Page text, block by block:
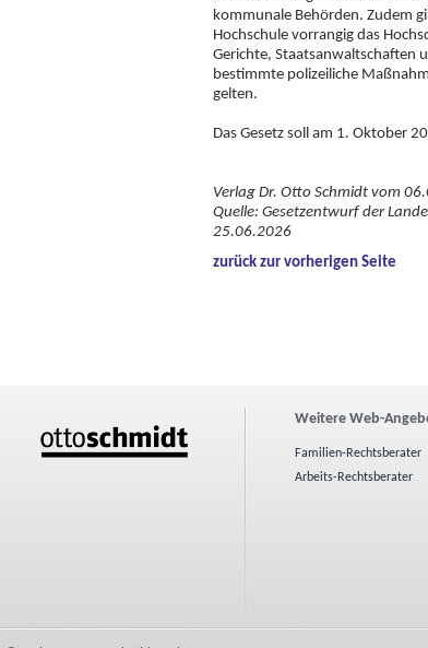
kommunale Behörden. Zudem
Hochschule vorrangig das
Gerichte, Staatsanwaltschaften
bestimmte polizeiliche
gelten.
Das Gesetz soll am 1. Oktober
Verlag Dr. Otto Schmidt vom
Quelle: Gesetzentwurf der
25.06.2026
zurück zur vorherigen Seite
Weitere Web-
Familien-Rechtsberater
Arbeits-Rechtsberater